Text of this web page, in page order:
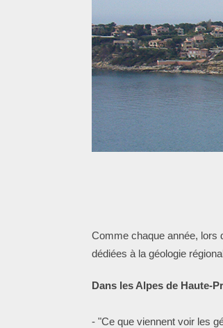
Comme chaque année, lors
dédiées à la géologie
Dans les Alpes de Haute-
- "Ce que viennent voir les